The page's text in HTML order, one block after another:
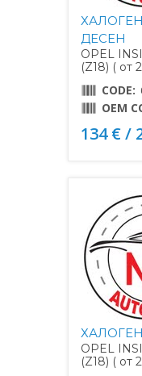
ХАЛОГЕН
ДЕСЕН
OPEL
(Z18) ( от
CODE:
OEM
134 € /
ХАЛОГЕН
OPEL
(Z18) ( от